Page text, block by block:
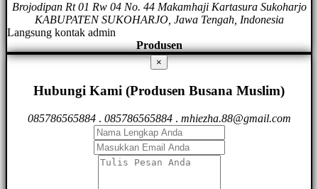
Brojodipan Rt 01 Rw 04 No. 44 Makamhaji Kartasura Sukoharjo
KABUPATEN SUKOHARJO, Jawa Tengah, Indonesia
Langsung kontak admin
Produsen
×
Hubungi Kami (Produsen Busana Muslim)
085786565884. 085786565884. mhiezha.88@gmail.com